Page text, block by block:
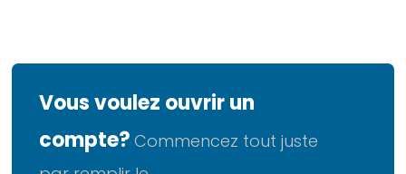
Vous voulez ouvrir un
compte? Commencez tout juste